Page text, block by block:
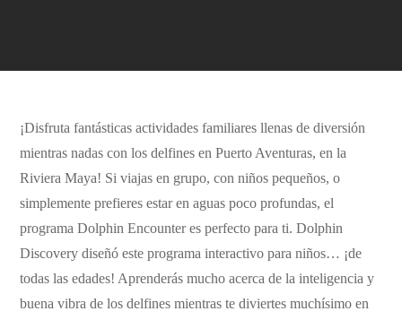
¡Disfruta fantásticas actividades familiares llenas de diversión
mientras nadas con los delfines en Puerto Aventuras, en la
Riviera Maya! Si viajas en grupo, con niños pequeños, o
simplemente prefieres estar en aguas poco profundas, el
programa Dolphin Encounter es perfecto para ti. Dolphin
Discovery diseñó este programa interactivo para niños… ¡de
todas las edades! Aprenderás mucho acerca de la inteligencia y
buena vibra de los delfines mientras te diviertes muchísimo en